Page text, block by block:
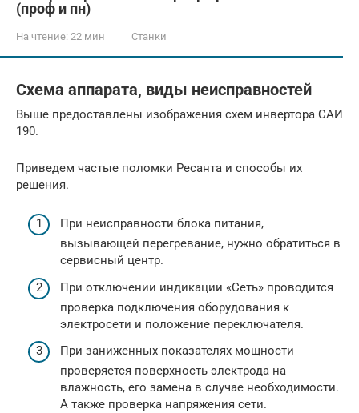
(проф и пн)
На чтение: 22 мин Станки
Схема аппарата, виды неисправностей
Выше предоставлены изображения схем инвертора САИ
190.
Приведем частые поломки Ресанта и способы их
решения.
При неисправности блока питания,
вызывающей перегревание, нужно обратиться в
сервисный центр.
При отключении индикации «Сеть» проводится
проверка подключения оборудования к
электросети и положение переключателя.
При заниженных показателях мощности
проверяется поверхность электрода на
влажность, его замена в случае необходимости.
А также проверка напряжения сети.